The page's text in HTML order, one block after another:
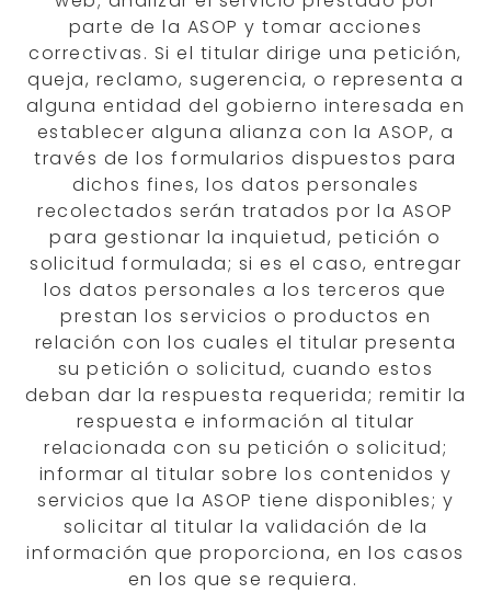
parte de la ASOP y tomar acciones
correctivas. Si el titular dirige una petición,
queja, reclamo, sugerencia, o representa a
alguna entidad del gobierno interesada en
establecer alguna alianza con la ASOP, a
través de los formularios dispuestos para
dichos fines, los datos personales
recolectados serán tratados por la ASOP
para gestionar la inquietud, petición o
solicitud formulada; si es el caso, entregar
los datos personales a los terceros que
prestan los servicios o productos en
relación con los cuales el titular presenta
su petición o solicitud, cuando estos
deban dar la respuesta requerida; remitir la
respuesta e información al titular
relacionada con su petición o solicitud;
informar al titular sobre los contenidos y
servicios que la ASOP tiene disponibles; y
solicitar al titular la validación de la
información que proporciona, en los casos
en los que se requiera.